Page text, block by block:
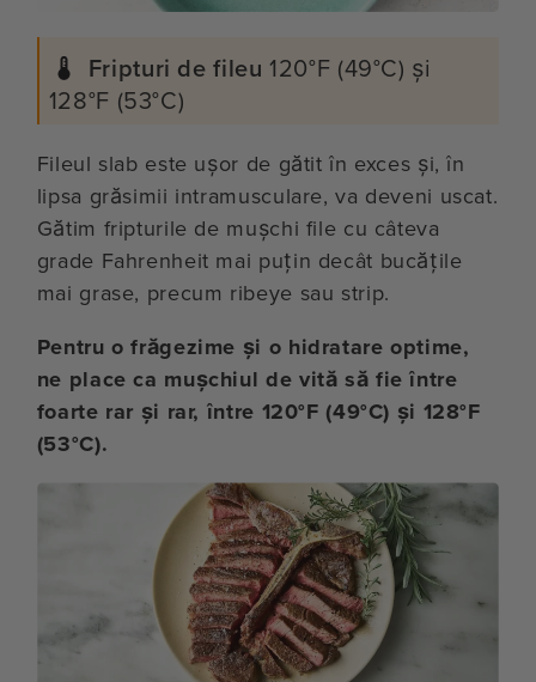
Fripturi de fileu 120°F (49°C) și
128°F (53°C)
Fileul slab este ușor de gătit în exces și, în
lipsa grăsimii intramusculare, va deveni uscat.
Gătim fripturile de mușchi file cu câteva
grade Fahrenheit mai puțin decât bucățile
mai grase, precum ribeye sau strip.
Pentru o frăgezime și o hidratare optime,
ne place ca mușchiul de vită să fie între
foarte rar și rar, între 120°F (49°C) și 128°F
(53°C).